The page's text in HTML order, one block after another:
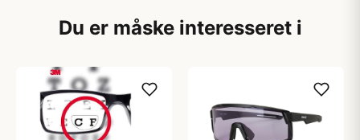
Du er måske interesseret i